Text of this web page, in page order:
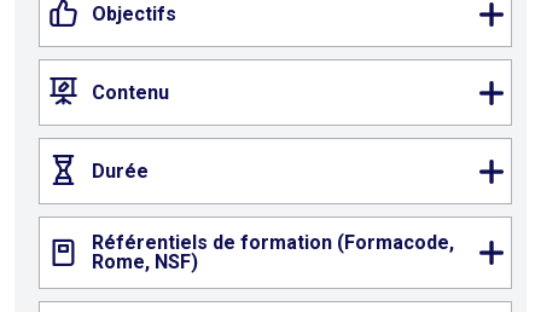
Objectifs
Contenu
Durée
Référentiels de formation (Formacode,
Rome, NSF)